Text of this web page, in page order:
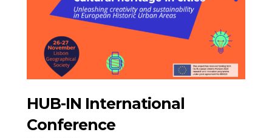
HUB-IN International
Conference